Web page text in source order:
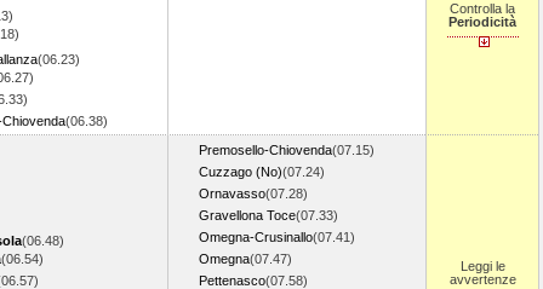
(06.23)
(06.38)
Controlla la
Periodicità
(06.48)
(06.54)
Premosello-Chiovenda(07.15)
Cuzzago (No)(07.24)
Ornavasso(07.28)
Gravellona Toce(07.33)
Omegna-Crusinallo(07.41)
Omegna(07.47)
Pettenasco(07.58)
Leggi le
avvertenze